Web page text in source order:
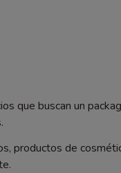
que buscan un
productos de